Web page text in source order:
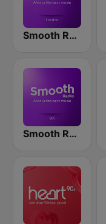
Smooth Radio London
Smooth Radio UK